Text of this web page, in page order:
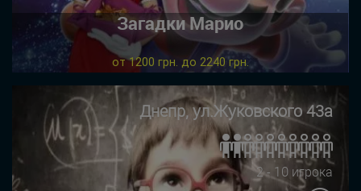
Загадки Марио
от 1200 грн. до 2240 грн.
Днепр, ул.Жуковского 43а
2 - 10 игрока